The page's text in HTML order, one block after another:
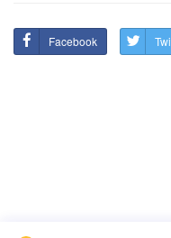
Facebook